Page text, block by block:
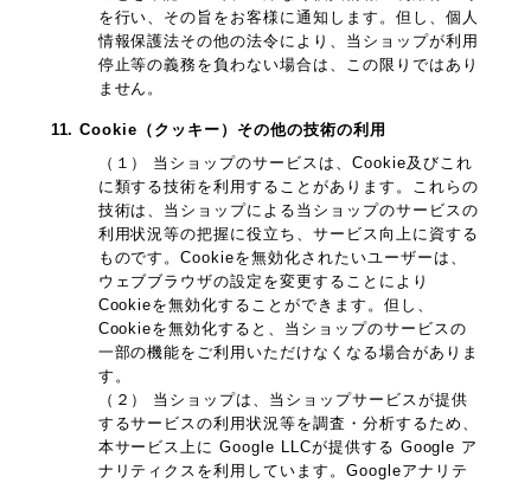
を行い、その旨をお客様に通知します。但し、個人
情報保護法その他の法令により、当ショップが利用
停止等の義務を負わない場合は、この限りではあり
ません。
11. Cookie（クッキー）その他の技術の利用
（１） 当ショップのサービスは、Cookie及びこれ
に類する技術を利用することがあります。これらの
技術は、当ショップによる当ショップのサービスの
利用状況等の把握に役立ち、サービス向上に資する
ものです。Cookieを無効化されたいユーザーは、
ウェブブラウザの設定を変更することにより
Cookieを無効化することができます。但し、
Cookieを無効化すると、当ショップのサービスの
一部の機能をご利用いただけなくなる場合がありま
す。
（２） 当ショップは、当ショップサービスが提供
するサービスの利用状況等を調査・分析するため、
本サービス上に Google LLCが提供する Google ア
ナリティクスを利用しています。Googleアナリテ